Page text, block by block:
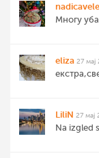
Многу
eliza 27 мај
LiliN 27 мај
Na izgled